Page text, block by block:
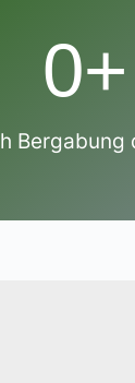
Bergabung
0+